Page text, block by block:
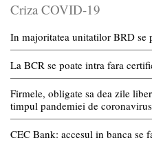
Criza COVID-19
In majoritatea unitatilor BRD se
La BCR se poate intra fara
Firmele, obligate sa dea zile
timpul pandemiei de coronavirus
CEC Bank: accesul in banca se